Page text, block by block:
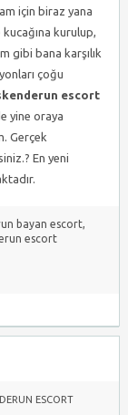
için biraz yana
kucağına kurulup,
gibi bana karşılık
çoğu
escort
yine oraya
Gerçek
En yeni
bayan escort,
escort
ESCORT